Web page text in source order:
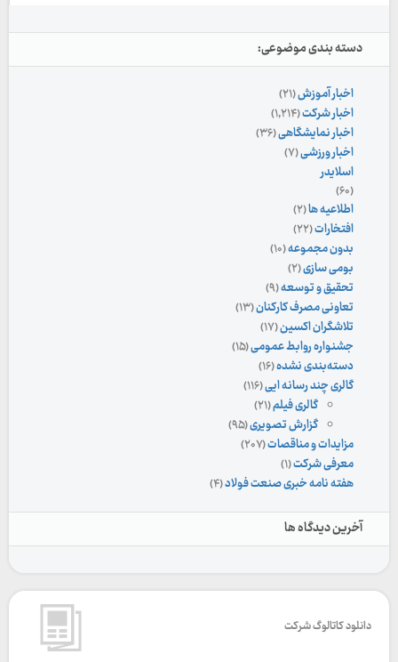
دسته بندی موضوعی:
اخبار آموزش(۲۱)
اخبار شرکت(۱,۲۱۴)
اخبار نمایشگاهی(۳۶)
اخبار ورزشی(۷)
اسلایدر
(۶۰)
اطلاعیه ها(۲)
افتخارات(۲۲)
بدون مجموعه(۱۰)
بومی سازی(۲)
تحقیق و توسعه(۹)
تعاونی مصرف کارکنان(۱۳)
تلاشگران اکسین(۱۷)
جشنواره روابط عمومی(۱۵)
دسته‌بندی نشده(۱۶)
گالری چند رسانه ایی(۱۱۶)
گالری فیلم(۲۱)
گزارش تصویری(۹۵)
مزایدات و مناقصات(۲۰۷)
معرفی شرکت(۱)
هفته نامه خبری صنعت فولاد(۴)
آخرین دیدگاه ها
دانلود کاتالوگ شرکت